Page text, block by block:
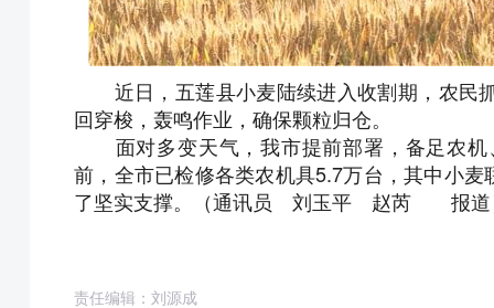
近日，五莲县小麦陆续进入收割期，农民
回穿梭，轰鸣作业，确保颗粒归仓。
面对多变天气，我市提前部署，备足农机
前，全市已检修各类农机具5.7万台，其中小
了坚实支撑。（通讯员 刘玉平 赵芮 报道
责任编辑：刘源成